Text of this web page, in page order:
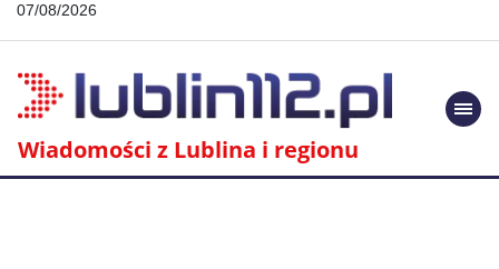
07/08/2026
Wiadomości z Lublina i regionu